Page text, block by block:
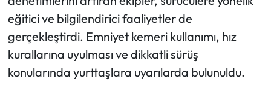
eğitici ve bilgilendirici faaliyetler de
gerçekleştirdi. Emniyet kemeri kullanımı, hız
kurallarına uyulması ve dikkatli sürüş
konularında yurttaşlara uyarılarda bulunuldu.